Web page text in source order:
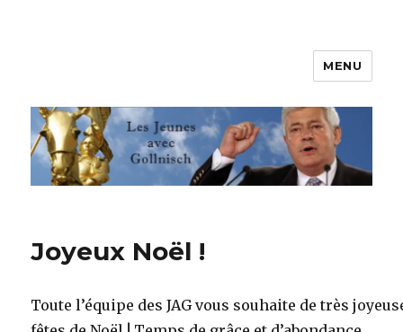
Les jeunes avec Gollnisch
MENU
Joyeux Noël !
Toute l’équipe des JAG vous souhaite de très